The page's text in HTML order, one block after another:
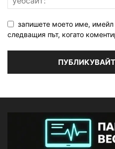
запишете моето име, имейл
следващия път, когато